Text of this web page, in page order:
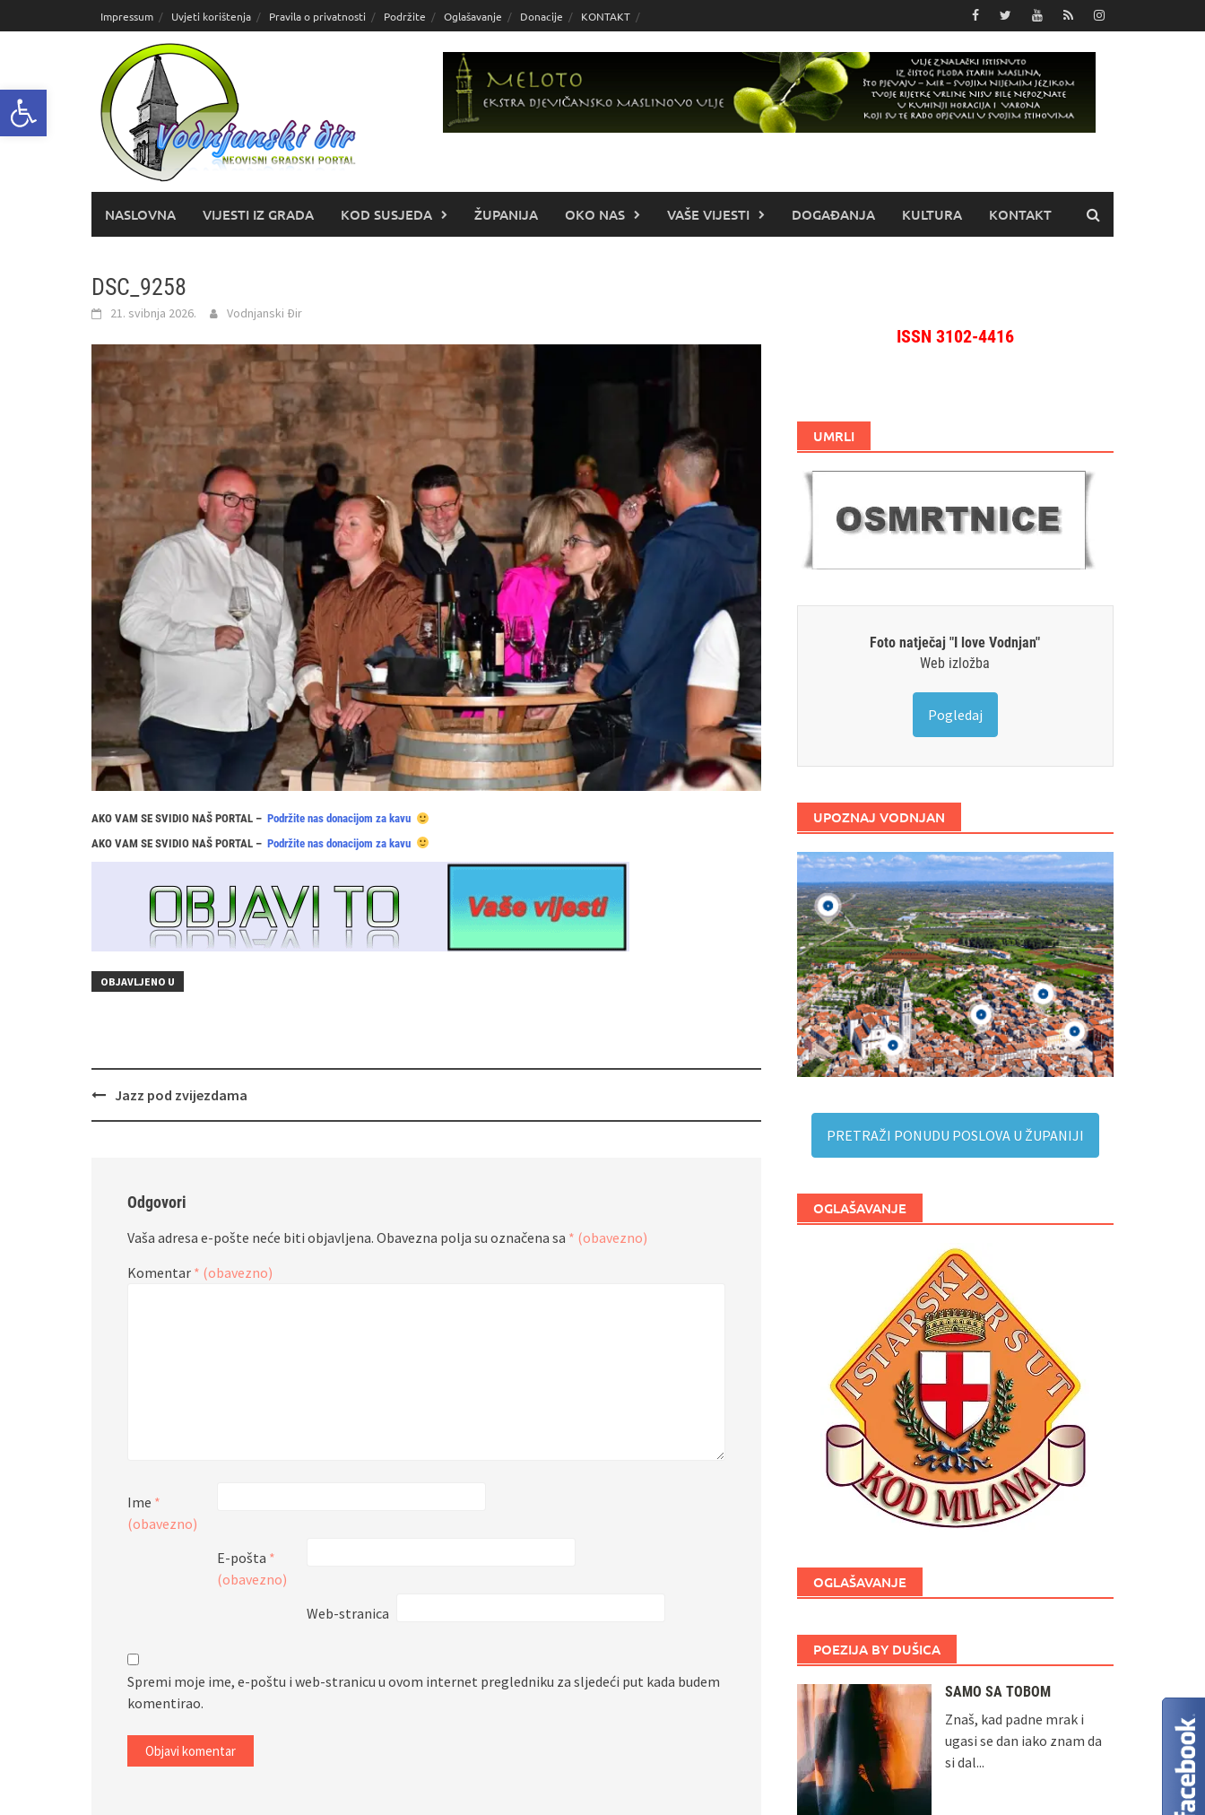
Open toolbar
do
Impressum Uvjeti korištenja Pravila o privatnosti Podržite Oglašavanje Donacije KONTAKT
NASLOVNA VIJESTI IZ GRADA KOD SUSJEDA ŽUPANIJA OKO NAS VAŠE VIJESTI DOGAĐANJA KULTURA KONTAKT
DSC_9258
21. svibnja 2026. Vodnjanski Đir
AKO VAM SE SVIDIO NAŠ PORTAL – Podržite nas donacijom za kavu
AKO VAM SE SVIDIO NAŠ PORTAL – Podržite nas donacijom za kavu
OBJAVLJENO U
Navigacija
Jazz pod zvijezdama
Odgovori
Vaša adresa e-pošte neće biti objavljena. Obavezna polja su označena sa * (obavezno)
Komentar * (obavezno)
Ime *
(obavezno)
E-pošta *
(obavezno)
Web-stranica
Spremi moje ime, e-poštu i web-stranicu u ovom internet pregledniku za sljedeći put kada budem
komentirao.
ISSN 3102-4416
UMRLI
Foto natječaj "I love Vodnjan"
Web izložba
Pogledaj
UPOZNAJ VODNJAN
PRETRAŽI PONUDU POSLOVA U ŽUPANIJI
OGLAŠAVANJE
OGLAŠAVANJE
POEZIJA BY DUŠICA
SAMO SA TOBOM
Znaš, kad padne mrak i
ugasi se dan iako znam da
si dal...